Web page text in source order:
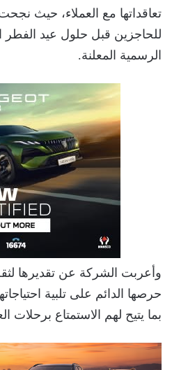
تعاقداتها مع العملاء، حيث
للحاجزين قبل حلول عيد الفطر
الرسمية المعلنة.
وأعربت الشركة عن تقديرها
حرصها الدائم على تلبية
بما يتيح لهم الاستمتاع برحلات